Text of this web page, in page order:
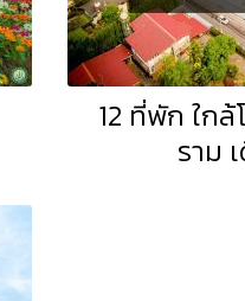
12 ที่พัก ใกล้
ราม